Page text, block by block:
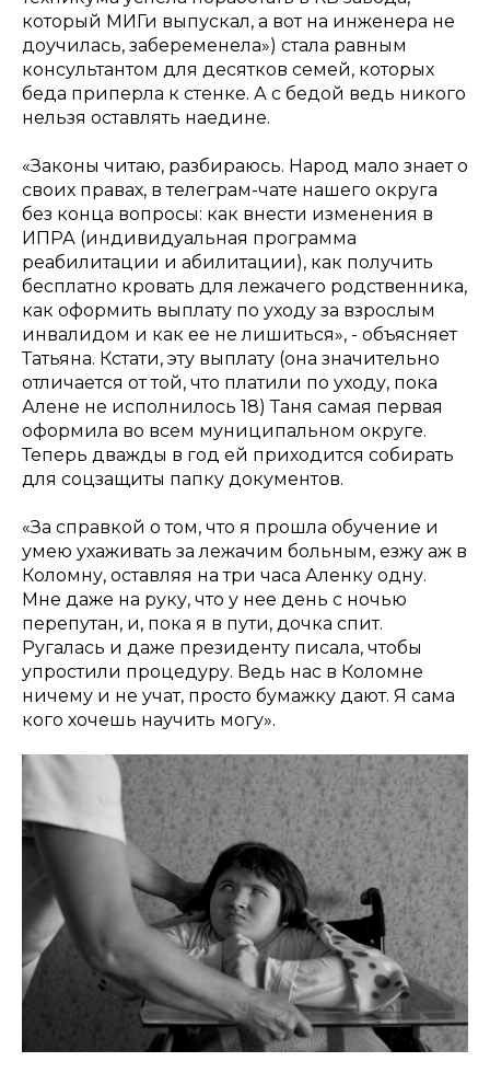
который МИГи выпускал, а вот на инженера не
доучилась, забеременела») стала равным
консультантом для десятков семей, которых
беда приперла к стенке. А с бедой ведь никого
нельзя оставлять наедине.
«Законы читаю, разбираюсь. Народ мало знает о
своих правах, в телеграм-чате нашего округа
без конца вопросы: как внести изменения в
ИПРА (индивидуальная программа
реабилитации и абилитации), как получить
бесплатно кровать для лежачего родственника,
как оформить выплату по уходу за взрослым
инвалидом и как ее не лишиться», - объясняет
Татьяна. Кстати, эту выплату (она значительно
отличается от той, что платили по уходу, пока
Алене не исполнилось 18) Таня самая первая
оформила во всем муниципальном округе.
Теперь дважды в год ей приходится собирать
для соцзащиты папку документов.
«За справкой о том, что я прошла обучение и
умею ухаживать за лежачим больным, езжу аж в
Коломну, оставляя на три часа Аленку одну.
Мне даже на руку, что у нее день с ночью
перепутан, и, пока я в пути, дочка спит.
Ругалась и даже президенту писала, чтобы
упростили процедуру. Ведь нас в Коломне
ничему и не учат, просто бумажку дают. Я сама
кого хочешь научить могу».